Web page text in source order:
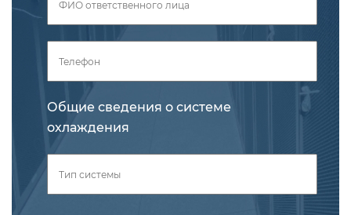
Общие сведения о системе
охлаждения